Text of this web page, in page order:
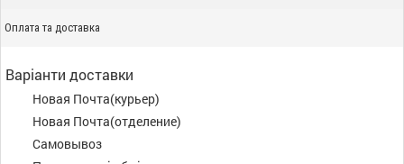
Оплата та доставка
Варіанти доставки
Новая Почта(курьер)
Новая Почта(отделение)
Самовывоз